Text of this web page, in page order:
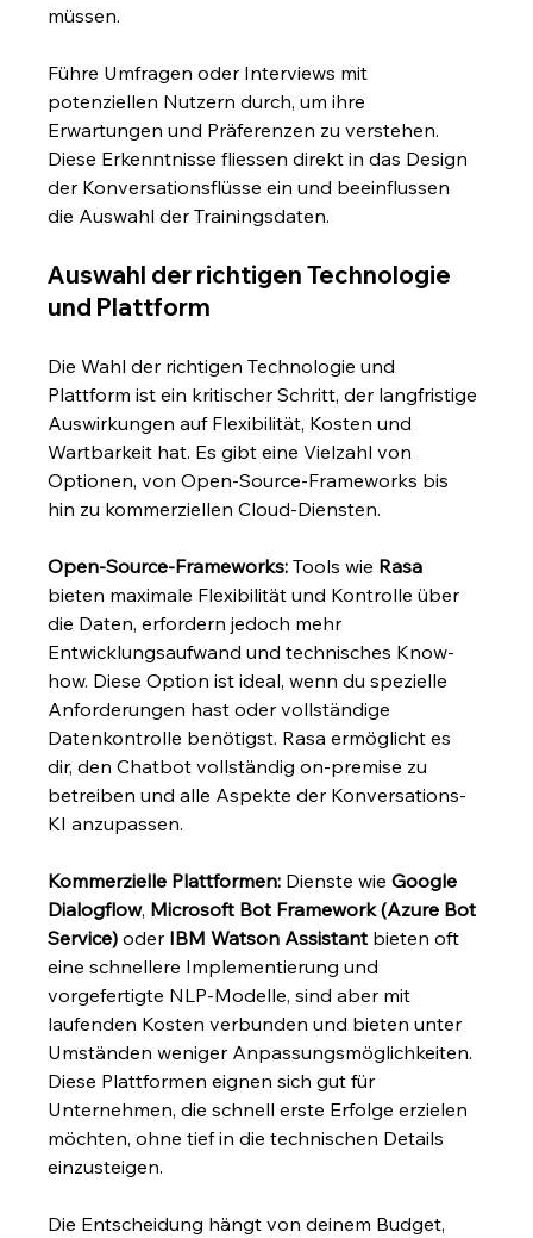
müssen.
Führe Umfragen oder Interviews mit
potenziellen Nutzern durch, um ihre
Erwartungen und Präferenzen zu verstehen.
Diese Erkenntnisse fliessen direkt in das Design
der Konversationsflüsse ein und beeinflussen
die Auswahl der Trainingsdaten.
Auswahl der richtigen Technologie
und Plattform
Die Wahl der richtigen Technologie und
Plattform ist ein kritischer Schritt, der langfristige
Auswirkungen auf Flexibilität, Kosten und
Wartbarkeit hat. Es gibt eine Vielzahl von
Optionen, von Open-Source-Frameworks bis
hin zu kommerziellen Cloud-Diensten.
Open-Source-Frameworks: Tools wie Rasa
bieten maximale Flexibilität und Kontrolle über
die Daten, erfordern jedoch mehr
Entwicklungsaufwand und technisches Know-
how. Diese Option ist ideal, wenn du spezielle
Anforderungen hast oder vollständige
Datenkontrolle benötigst. Rasa ermöglicht es
dir, den Chatbot vollständig on-premise zu
betreiben und alle Aspekte der Konversations-
KI anzupassen.
Kommerzielle Plattformen: Dienste wie Google
Dialogflow, Microsoft Bot Framework (Azure Bot
Service) oder IBM Watson Assistant bieten oft
eine schnellere Implementierung und
vorgefertigte NLP-Modelle, sind aber mit
laufenden Kosten verbunden und bieten unter
Umständen weniger Anpassungsmöglichkeiten.
Diese Plattformen eignen sich gut für
Unternehmen, die schnell erste Erfolge erzielen
möchten, ohne tief in die technischen Details
einzusteigen.
Die Entscheidung hängt von deinem Budget,